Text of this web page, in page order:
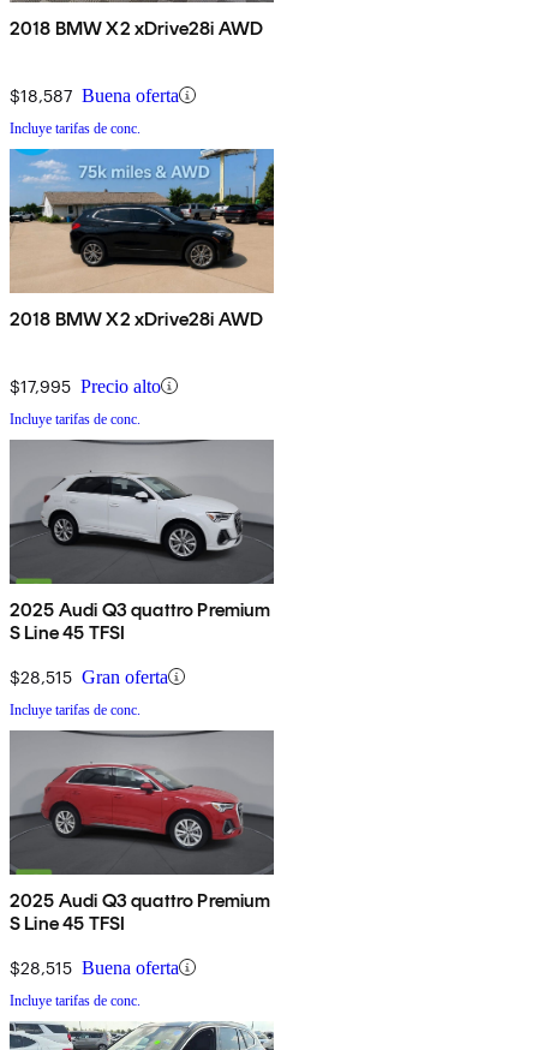
2018 BMW X2 xDrive28i AWD
$18,587 Buena oferta
Incluye tarifas de conc.
2018 BMW X2 xDrive28i AWD
$17,995 Precio alto
Incluye tarifas de conc.
2025 Audi Q3 quattro Premium
S Line 45 TFSI
$28,515 Gran oferta
Incluye tarifas de conc.
2025 Audi Q3 quattro Premium
S Line 45 TFSI
$28,515 Buena oferta
Incluye tarifas de conc.